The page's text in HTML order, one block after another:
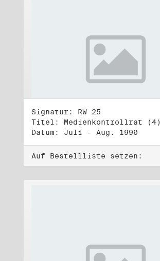
Signatur: RW 25
Titel: Medienkontrollrat (4)
Datum: Juli - Aug. 1990
Auf Bestellliste setzen: